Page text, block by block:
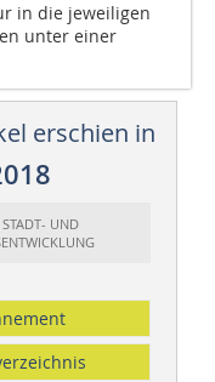
in die jeweiligen
unter einer
erschien in
UND